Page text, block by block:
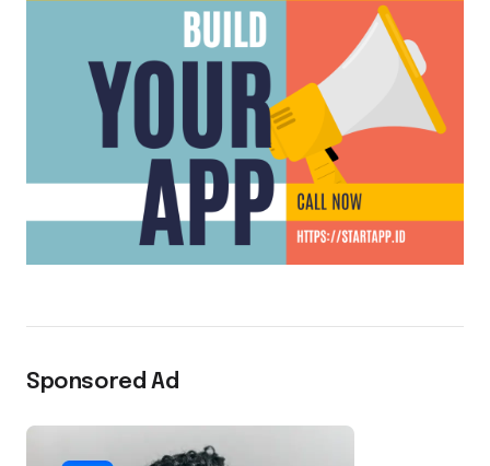
Sponsored Ad